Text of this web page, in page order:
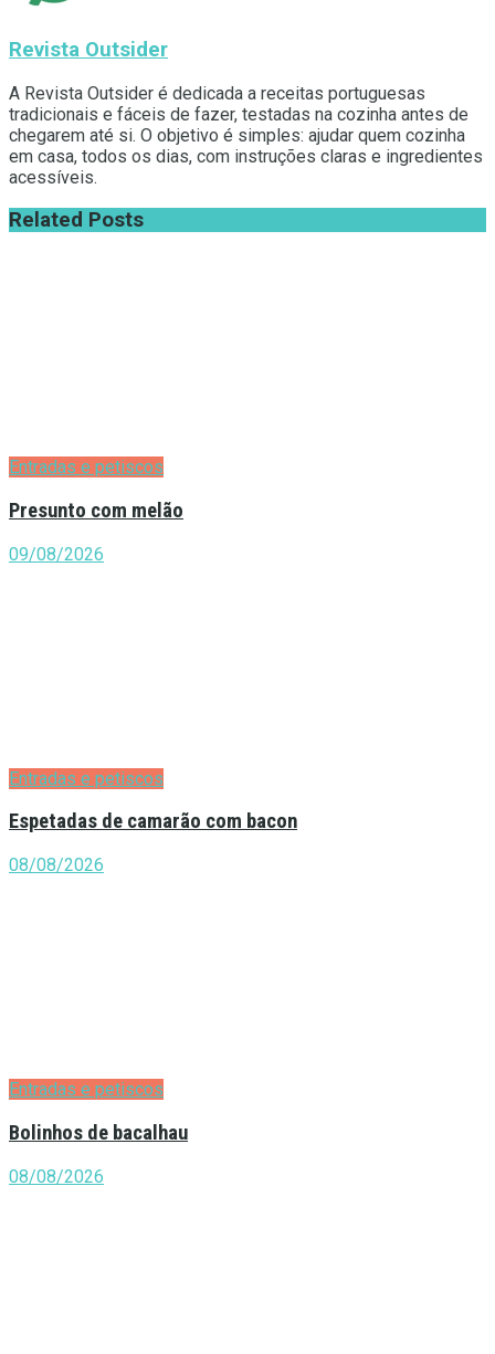
Revista Outsider
A Revista Outsider é dedicada a receitas portuguesas
tradicionais e fáceis de fazer, testadas na cozinha antes de
chegarem até si. O objetivo é simples: ajudar quem cozinha
em casa, todos os dias, com instruções claras e ingredientes
acessíveis.
Related Posts
Entradas e petiscos
Presunto com melão
09/08/2026
Entradas e petiscos
Espetadas de camarão com bacon
08/08/2026
Entradas e petiscos
Bolinhos de bacalhau
08/08/2026